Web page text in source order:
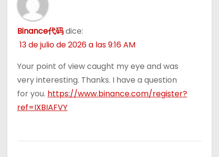
Binance代码dice:
13 de julio de 2026 a las 9:16 AM
Your point of view caught my eye and was
very interesting. Thanks. I have a question
for you. https://www.binance.com/register?
ref=IXBIAFVY